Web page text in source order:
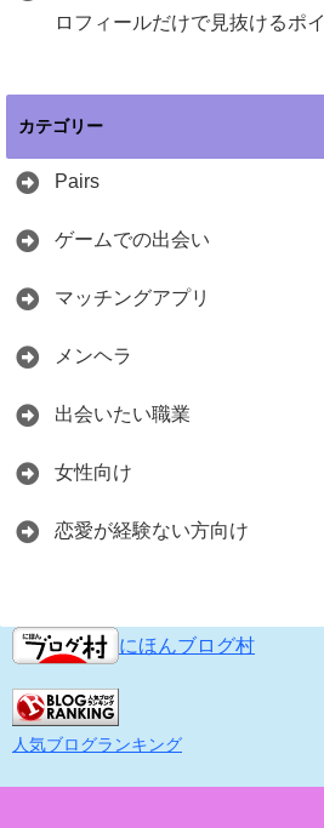
ロフィールだけで見抜けるポ
カテゴリー
Pairs
ゲームでの出会い
マッチングアプリ
メンヘラ
出会いたい職業
女性向け
恋愛が経験ない方向け
にほんブログ村
人気ブログランキング